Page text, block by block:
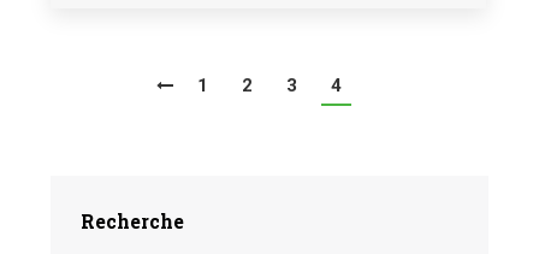
1 2 3 4
Recherche